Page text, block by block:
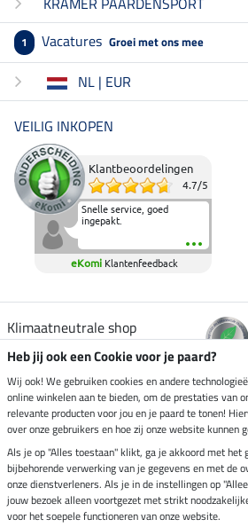
1 Vacatures Groei met ons mee
NL | EUR
VEILIG INKOPEN
Klantbeoordelingen
4.7/5
Snelle service, goed
ingepakt.
eKomi Klantenfeedback
Klimaatneutrale shop
Verzending per
Veilig betalen met
Impressum
Heb jij ook een Cookie voor je paard?
Wij ook! We gebruiken cookies en andere
online winkelen aan te bieden, om de prestaties van
relevante producten voor jou en je paard te tonen!
over onze gebruikers en hoe zij onze website kunnen
Als je op "Alles toestaan" klikt, ga je akkoord met het
bijbehorende verwerking van je gegevens en met de
onze dienstverleners. Als je in de instellingen op
jouw bezoek alleen voortgezet met strikt
voor het soepele functioneren van onze website.